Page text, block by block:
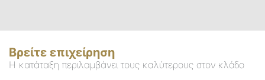
Βρείτε επιχείρηση
Η κατάταξη περιλαμβάνει τους καλύτερους στον κλάδο